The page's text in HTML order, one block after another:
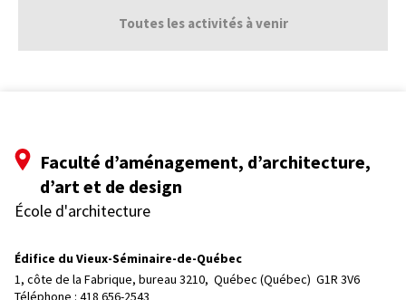
Toutes les activités à venir
Faculté d’aménagement, d’architecture,
d’art et de design
École d'architecture
Édifice du Vieux-Séminaire-de-Québec
1, côte de la Fabrique, bureau 3210, Québec (Québec)  G1R 3V6
Téléphone : 418 656-2543